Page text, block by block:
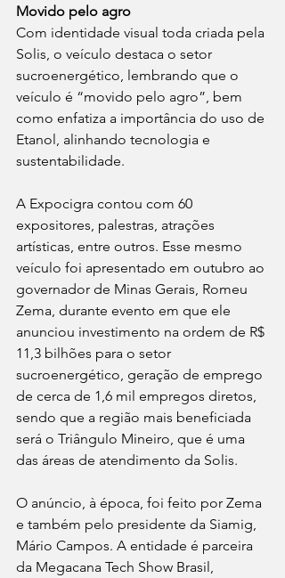
Movido pelo agro
Com identidade visual toda criada pela
Solis, o veículo destaca o setor
sucroenergético, lembrando que o
veículo é “movido pelo agro”, bem
como enfatiza a importância do uso de
Etanol, alinhando tecnologia e
sustentabilidade.
A Expocigra contou com 60
expositores, palestras, atrações
artísticas, entre outros. Esse mesmo
veículo foi apresentado em outubro ao
governador de Minas Gerais, Romeu
Zema, durante evento em que ele
anunciou investimento na ordem de R$
11,3 bilhões para o setor
sucroenergético, geração de emprego
de cerca de 1,6 mil empregos diretos,
sendo que a região mais beneficiada
será o Triângulo Mineiro, que é uma
das áreas de atendimento da Solis.
O anúncio, à época, foi feito por Zema
e também pelo presidente da Siamig,
Mário Campos. A entidade é parceira
da Megacana Tech Show Brasil,